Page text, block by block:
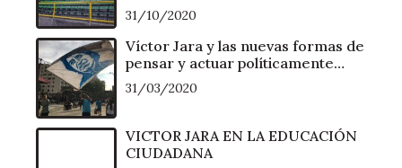
31/10/2020
Víctor Jara y las nuevas formas de
pensar y actuar políticamente…
31/03/2020
VICTOR JARA EN LA EDUCACIÓN
CIUDADANA